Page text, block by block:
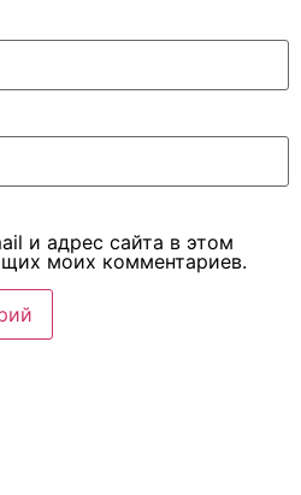
и адрес сайта в этом
моих комментариев.